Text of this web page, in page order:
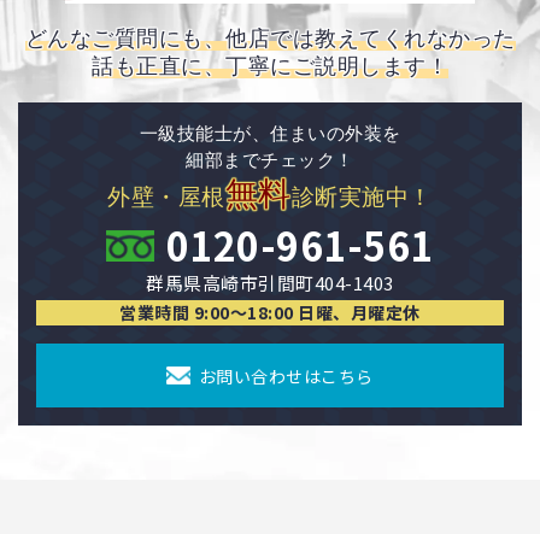
どんなご質問にも、他店では教えてくれなかった
話も正直に、丁寧にご説明します！
一級技能士が、住まいの外装を
細部までチェック！
外壁・屋根無料診断実施中！
0120-961-561
群馬県高崎市引間町404-1403
営業時間 9:00〜18:00 日曜、月曜定休
お問い合わせはこちら